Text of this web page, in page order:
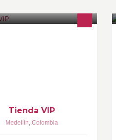
Tienda VIP
Medellín,Colombia